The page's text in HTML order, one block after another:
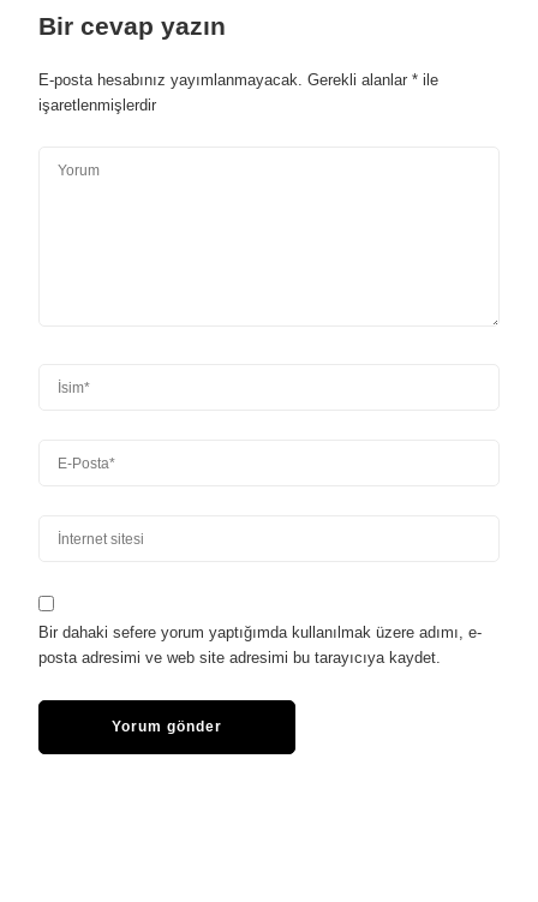
Bir cevap yazın
E-posta hesabınız yayımlanmayacak. Gerekli alanlar * ile
işaretlenmişlerdir
Bir dahaki sefere yorum yaptığımda kullanılmak üzere adımı, e-
posta adresimi ve web site adresimi bu tarayıcıya kaydet.